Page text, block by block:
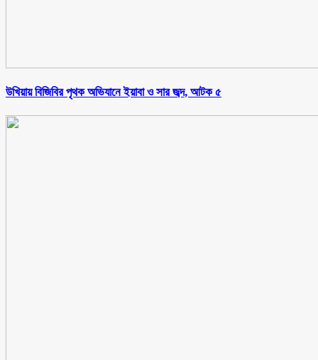
উখিয়ায় বিজিবির পৃথক অভিযানে ইয়াবা ও সার জব্দ, আটক ৫